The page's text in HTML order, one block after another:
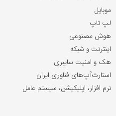
موبایل
لپ تاپ
هوش مصنوعی
اینترنت و شبکه
هک و امنیت سایبری
استارت‌آپ‌های فناوری ایران
نرم افزار، اپلیکیشن، سیستم عامل